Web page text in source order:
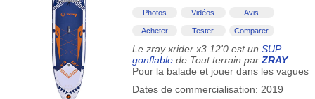
Photos Vidéos Avis
Acheter Tester Comparer
Le zray xrider x3 12'0 est un SUP
gonflablede Tout terrain par ZRAY.
Pour la balade et jouer dans les vagues
Dates de commercialisation: 2019